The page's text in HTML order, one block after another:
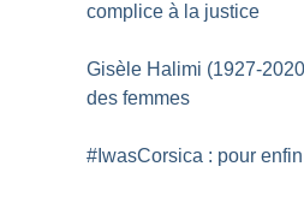
complice à la justice
Gisèle Halimi (1927-
des femmes
#IwasCorsica : pour enfin